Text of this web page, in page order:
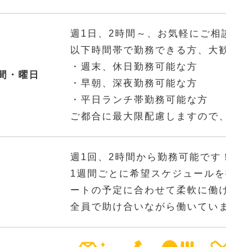
・曜日
週1日、2時間～、お気軽にご相
以下時間帯で勤務できる方、大
・週末、休日勤務可能な方
・早朝、深夜勤務可能な方
・平日ランチ帯勤務可能な方
ご都合に最大限配慮しますので
週1回、2時間から勤務可能です
1週間ごとに希望スケジュール
ートの予定に合わせて柔軟に働
全員で助け合いながら働いてい